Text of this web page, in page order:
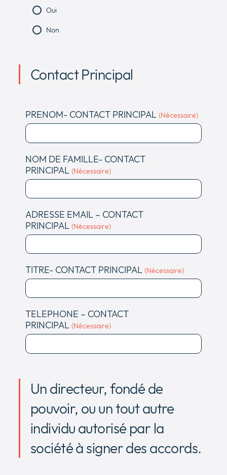
Oui
Non
Contact Principal
PRENOM- CONTACT PRINCIPAL (Nécessaire)
NOM DE FAMILLE- CONTACT
PRINCIPAL (Nécessaire)
ADRESSE EMAIL – CONTACT
PRINCIPAL (Nécessaire)
TITRE- CONTACT PRINCIPAL (Nécessaire)
TELEPHONE – CONTACT
PRINCIPAL (Nécessaire)
Un directeur, fondé de
pouvoir, ou un tout autre
individu autorisé par la
société à signer des accords.